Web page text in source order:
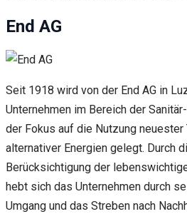
End AG
Seit 1918 wird von der End AG in
Unternehmen im Bereich der
der Fokus auf die Nutzung neuester
alternativer Energien gelegt. Durch
Berücksichtigung der
hebt sich das Unternehmen durch
Umgang und das Streben nach